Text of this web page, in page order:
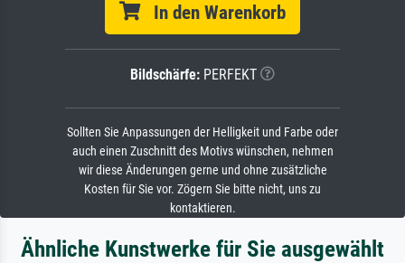
In den Warenkorb
Bildschärfe: PERFEKT
Sollten Sie Anpassungen der Helligkeit und Farbe oder
auch einen Zuschnitt des Motivs wünschen, nehmen
wir diese Änderungen gerne und ohne zusätzliche
Kosten für Sie vor. Zögern Sie bitte nicht, uns zu
kontaktieren.
Ähnliche Kunstwerke für Sie ausgewählt